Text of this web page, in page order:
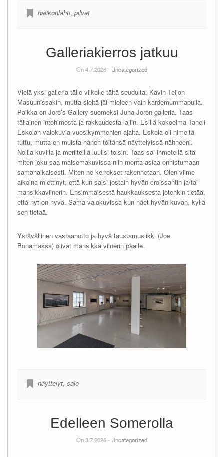
halikonlahti, pilvet
Galleriakierros jatkuu
On 4.7.2026 - Uncategorized
Vielä yksi galleria tälle viikolle tältä seudulta. Kävin Teijon
Masuunissakin, mutta sieltä jäi mieleen vain kardemummapulla.
Paikka on Joro’s Gallery suomeksi Juha Joron galleria. Taas
tällainen intohimosta ja rakkaudesta lajiin. Esillä kokoelma Taneli
Eskolan valokuvia vuosikymmenien ajalta. Eskola oli nimeltä
tuttu, mutta en muista hänen töitänsä näyttelyissä nähneeni.
Noilla kuvilla ja meriiteillä luulisi toisin. Taas sai ihmetellä sitä
miten joku saa maisemakuvissa niin monta asiaa onnistumaan
samanaikaisesti. Miten ne kerrokset rakennetaan. Olen viime
aikoina miettinyt, että kun saisi jostain hyvän croissantin ja/tai
mansikkaviinerin. Ensimmäisestä haukkauksesta jotenkin tietää,
että nyt on hyvä. Sama valokuvissa kun näet hyvän kuvan, kyllä
sen tietää.
Ystävällinen vastaanotto ja hyvä taustamusiikki (Joe
Bonamassa) olivat mansikka viinerin päälle.
näyttelyt, salo
Edelleen Somerolla
On 3.7.2026 - Uncategorized